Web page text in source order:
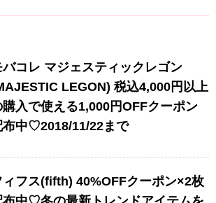
バコレ マジェスティックレゴン
LEGON) 税込4,000円以上
購入で使える1,000円OFFクーポン
布中♡2018/11/22まで
ィフス(fifth) 40%OFFクーポン×2枚